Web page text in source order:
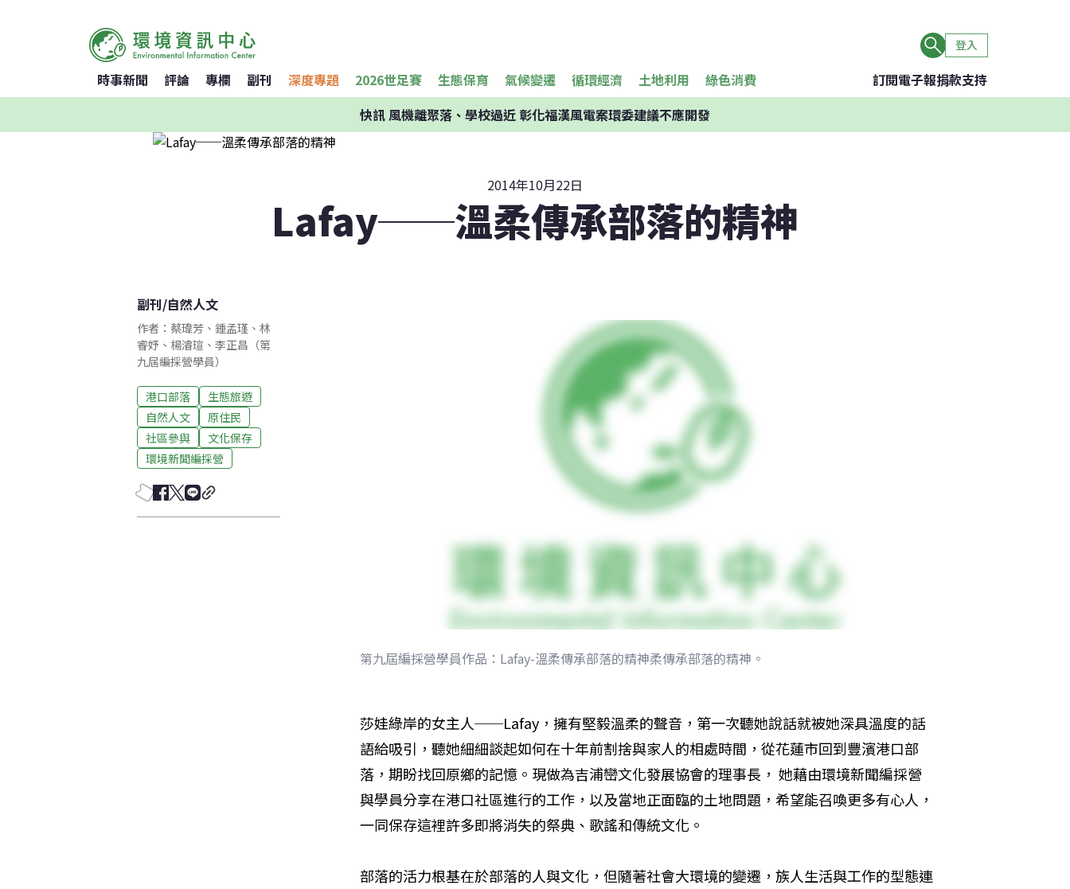
登入
時事新聞 評論 專欄 副刊 深度專題 2026世足賽 生態保育 氣候變遷 循環經濟 土地利用 綠色消費 訂閱電子報捐款支持
快訊風機離聚落、學校過近 彰化福漢風電案環委建議不應開發
2014年10月22日
Lafay──溫柔傳承部落的精神
副刊/自然人文
作者：蔡瑋芳、鍾孟瑾、林
睿妤、楊濬瑄、李正昌（第
九屆編採營學員）
港口部落
生態旅遊
自然人文
原住民
社區參與
文化保存
環境新聞編採營
第九屆編採營學員作品：Lafay-溫柔傳承部落的精神柔傳承部落的精神。
莎娃綠岸的女主人──Lafay，擁有堅毅溫柔的聲音，第一次聽她說話就被她深具溫度的話
語給吸引，聽她細細談起如何在十年前割捨與家人的相處時間，從花蓮市回到豐濱港口部
落，期盼找回原鄉的記憶。現做為吉浦巒文化發展協會的理事長， 她藉由環境新聞編採營
與學員分享在港口社區進行的工作，以及當地正面臨的土地問題，希望能召喚更多有心人，
一同保存這裡許多即將消失的祭典、歌謠和傳統文化。
部落的活力根基在於部落的人與文化，但隨著社會大環境的變遷，族人生活與工作的型態連